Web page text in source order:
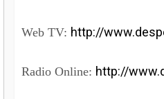
Web TV: http://
Radio Online: http://